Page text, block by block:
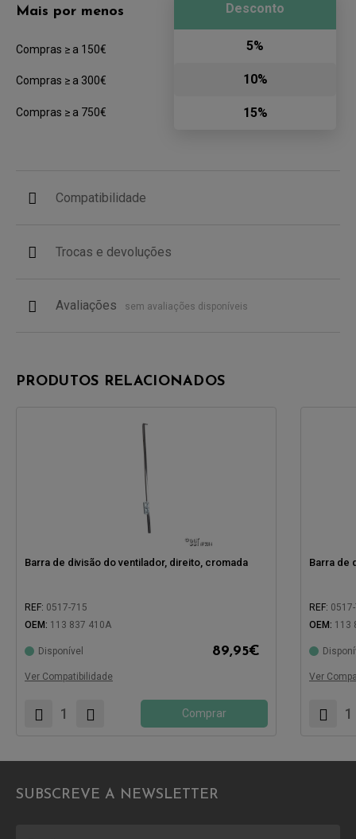
Mais por menos
Compras ≥ a 150€
Compras ≥ a 300€
Compras ≥ a 750€
Desconto
5%
10%
15%
Compatibilidade
Trocas e devoluções
Avaliações sem avaliações disponíveis
PRODUTOS RELACIONADOS
Barra de divisão do ventilador, direito, cromada
REF: 0517-715
OEM: 113 837 410A
Disponível 89,95€
Ver Compatibilidade
Comprar
Barra de
REF:
OEM: 113
Ver
SUBSCREVE A NEWSLETTER